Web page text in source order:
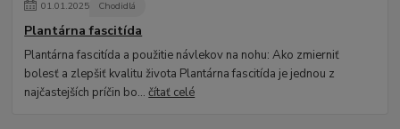
01.01.2025 Chodidlá
Plantárna fascitída
Plantárna fascitída a použitie návlekov na nohu: Ako zmierniť
bolesť a zlepšiť kvalitu života Plantárna fascitída je jednou z
najčastejších príčin bo...čítať celé